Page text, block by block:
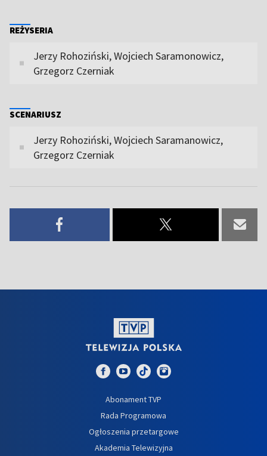
REŻYSERIA
Jerzy Rohoziński, Wojciech Saramonowicz,
Grzegorz Czerniak
SCENARIUSZ
Jerzy Rohoziński, Wojciech Saramanowicz,
Grzegorz Czerniak
Abonament TVP
Rada Programowa
Ogłoszenia przetargowe
Akademia Telewizyjna